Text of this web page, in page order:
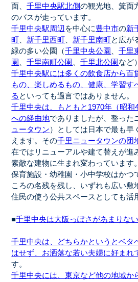
面、千里中央駅北側の観光地、箕面
のバスが走っています。
千里中央駅周辺を中心に豊中市の新
町、 新千里西町、 新千里南町と広が
緑の多い公園（千里中央公園 、千里
園 、千里南町公園 、千里北公園 など
千里中央駅には多くの飲食店から百
もの、楽しめるもの、健康、学習す
る といっても過言ではありません。
千里中央は、もともと1970年（昭
への経由地でありましたが、整った
ュータウン）としては日本で最も早
えます。その千里ニュータウンの団
在ではリニューアルや建て替えが進
素敵な建物に生まれ変わっています。
保育施設・幼稚園・小中学校はかつ
ころの名残を残し、いずれも広い敷
住民の使う公共スペースとしても活
■千里中央は大阪っぽさがあまりな
千里中央は、どちらかというとベタ
はせず、お洒落な若い夫婦に好まれ
す。
千里中央には、東京など他の地域か